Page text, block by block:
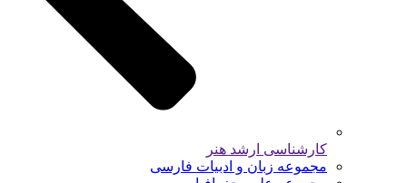
کارشناسی ارشد هنر
مجموعه زبان و ادبیات فارسی